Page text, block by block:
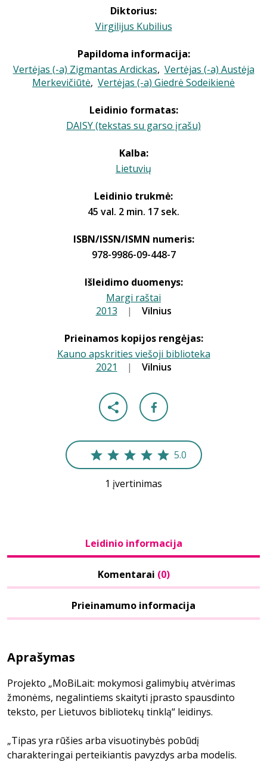
Diktorius:
Virgilijus Kubilius
Papildoma informacija:
Vertėjas (-a) Zigmantas Ardickas, Vertėjas (-a) Austėja
Merkevičiūtė, Vertėjas (-a) Giedrė Sodeikienė
Leidinio formatas:
DAISY (tekstas su garso įrašu)
Kalba:
Lietuvių
Leidinio trukmė:
45 val. 2 min. 17 sek.
ISBN/ISSN/ISMN numeris:
978-9986-09-448-7
Išleidimo duomenys:
Margi raštai
2013 | Vilnius
Prieinamos kopijos rengėjas:
Kauno apskrities viešoji biblioteka
2021 | Vilnius
5.0
1 įvertinimas
Leidinio informacija
Komentarai (0)
Prieinamumo informacija
Aprašymas
Projekto „MoBiLait: mokymosi galimybių atvėrimas
žmonėms, negalintiems skaityti įprasto spausdinto
teksto, per Lietuvos bibliotekų tinklą“ leidinys.
„Tipas yra rūšies arba visuotinybės pobūdį
charakteringai perteikiantis pavyzdys arba modelis.